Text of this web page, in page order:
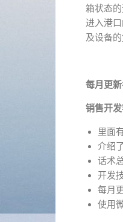
箱状态
进入港
及设备
每月更
销售开
里面
介绍
话术
开发
每月
使用